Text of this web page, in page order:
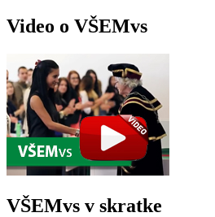
Video o VŠEMvs
VŠEMvs v skratke